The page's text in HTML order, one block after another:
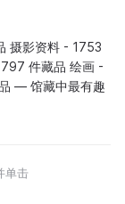
摄影资料 - 1753
件藏品 绘画 -
— 馆藏中最有趣
单击